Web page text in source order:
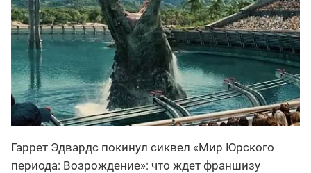
Гаррет Эдвардс покинул сиквел «Мир Юрского
периода: Возрождение»: что ждет франшизу